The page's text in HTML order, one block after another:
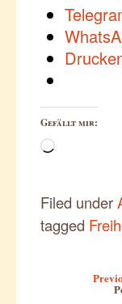
Gefällt mir:
Wird
Filed under
tagged